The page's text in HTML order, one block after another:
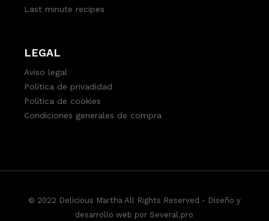
Last minute recipes
LEGAL
Aviso legal
Política de privadidad
Política de cookies
Condiciones generales de compra
© 2022 Delicious Martha All Rights Reserved - Diseño y
desarrollo web por Several.pro